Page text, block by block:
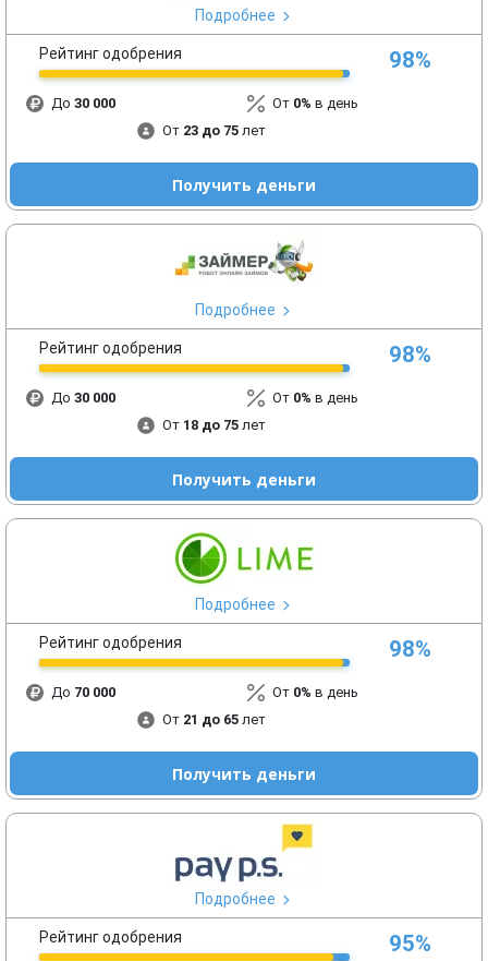
Подробнее
Рейтинг одобрения 98%
До 30 000 От 0% в день
От 23 до 75лет
Получить деньги
Подробнее
Рейтинг одобрения 98%
До 30 000 От 0% в день
От 18 до 75лет
Получить деньги
Подробнее
Рейтинг одобрения 98%
До 70 000 От 0% в день
От 21 до 65лет
Получить деньги
Подробнее
Рейтинг одобрения 95%